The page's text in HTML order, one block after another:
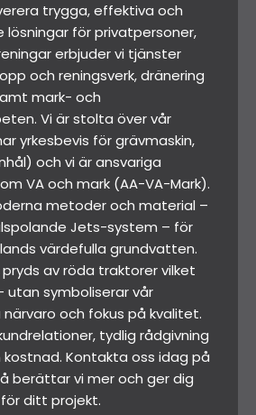
trygga, effektiva och
lösningar för privatpersoner,
erbjuder vi tjänster
och reningsverk, dränering
mark- och
Vi är stolta över vår
yrkesbevis för grävmaskin,
och vi är ansvariga
VA och mark (AA-VA-Mark).
metoder och material –
Jets-system – för
värdefulla grundvatten.
av röda traktorer vilket
utan symboliserar vår
och fokus på kvalitet.
tydlig rådgivning
Kontakta oss idag på
berättar vi mer och ger dig
ditt projekt.